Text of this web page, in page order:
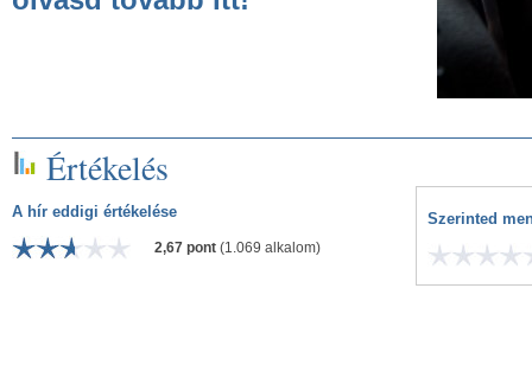
Értékelés
A hír eddigi értékelése
2,67 pont (1.069 alkalom)
Szerinted